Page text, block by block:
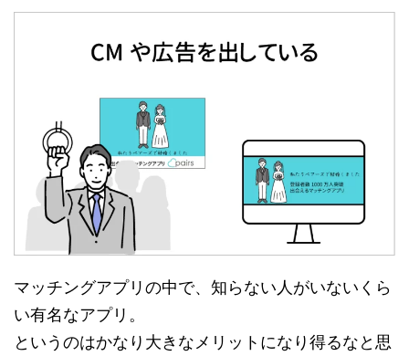
マッチングアプリの中で、知らない人がいないくら
い有名なアプリ。
というのはかなり大きなメリットになり得るなと思